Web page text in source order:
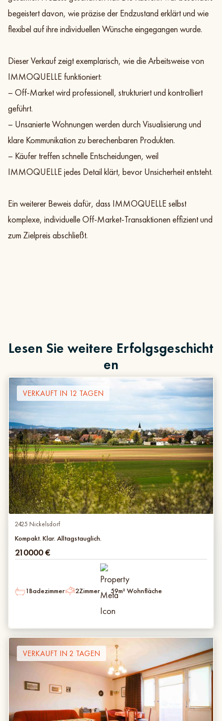
begeistert davon, wie präzise der Endzustand erklärt und wie
flexibel auf ihre individuellen Wünsche eingegangen wurde.
Dieser Verkauf zeigt exemplarisch, wie die Arbeitsweise von
IMMOQUELLE funktioniert:
– Off-Market wird professionell, strukturiert und kontrolliert
geführt.
– Unsanierte Wohnungen werden durch Visualisierung und
klare Kommunikation zu berechenbaren Produkten.
– Käufer treffen schnelle Entscheidungen, weil
IMMOQUELLE jedes Detail klärt, bevor Unsicherheit entsteht.
Ein weiterer Beweis dafür, dass IMMOQUELLE selbst
komplexe, individuelle Off-Market-Transaktionen effizient und
zum Zielpreis abschließt.
Lesen Sie weitere Erfolgsgeschicht
en
VERKAUFT IN 12 TAGEN
2425 Nickelsdorf
Kompakt. Klar. Alltagstauglich.
210000€
1Badezimmer 2Zimmer 59m² Wohnfläche
VERKAUFT IN 2 TAGEN